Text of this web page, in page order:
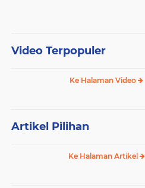
Video Terpopuler
Ke Halaman Video
Artikel Pilihan
Ke Halaman Artikel